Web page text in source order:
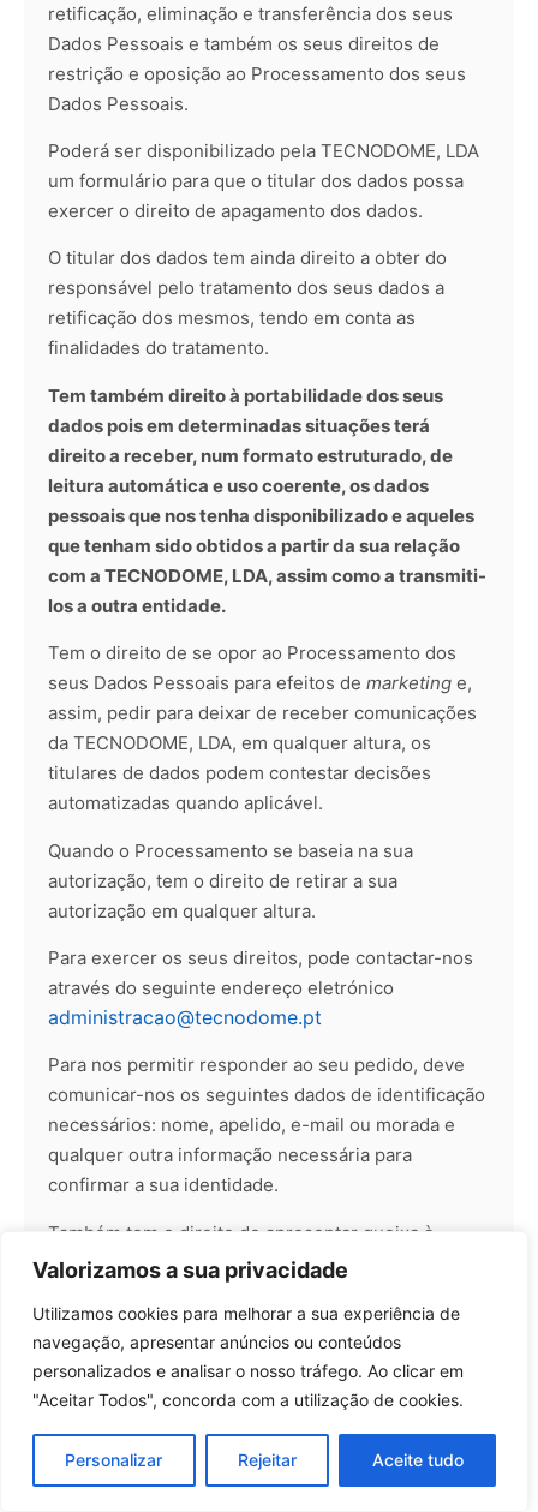
Valorizamos a sua privacidade
Utilizamos cookies para melhorar a sua experiência de
navegação, apresentar anúncios ou conteúdos
personalizados e analisar o nosso tráfego. Ao clicar em
"Aceitar Todos", concorda com a utilização de cookies.
Personalizar Rejeitar Aceite tudo
retificação, eliminação e transferência dos seus
Dados Pessoais e também os seus direitos de
restrição e oposição ao Processamento dos seus
Dados Pessoais.
Poderá ser disponibilizado pela TECNODOME, LDA
um formulário para que o titular dos dados possa
exercer o direito de apagamento dos dados.
O titular dos dados tem ainda direito a obter do
responsável pelo tratamento dos seus dados a
retificação dos mesmos, tendo em conta as
finalidades do tratamento.
Tem também direito à portabilidade dos seus
dados pois em determinadas situações terá
direito a receber, num formato estruturado, de
leitura automática e uso coerente, os dados
pessoais que nos tenha disponibilizado e aqueles
que tenham sido obtidos a partir da sua relação
com a TECNODOME, LDA, assim como a transmiti-
los a outra entidade.
Tem o direito de se opor ao Processamento dos
seus Dados Pessoais para efeitos de marketing e,
assim, pedir para deixar de receber comunicações
da TECNODOME, LDA, em qualquer altura, os
titulares de dados podem contestar decisões
automatizadas quando aplicável.
Quando o Processamento se baseia na sua
autorização, tem o direito de retirar a sua
autorização em qualquer altura.
Para exercer os seus direitos, pode contactar-nos
através do seguinte endereço eletrónico
administracao@tecnodome.pt
Para nos permitir responder ao seu pedido, deve
comunicar-nos os seguintes dados de identificação
necessários: nome, apelido, e-mail ou morada e
qualquer outra informação necessária para
confirmar a sua identidade.
Também tem o direito de apresentar queixa à
Autoridade de Supervisão, neste caso a Comissão
(CNPD), em caso de violação das regras aplicáveis
à proteção de Dados Pessoais, em particular do
RGPD.
8.TRANSFERÊNCIA INTERNACIONAL DE DADOS